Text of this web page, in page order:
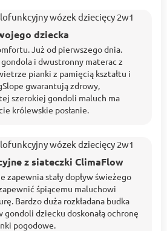
dziecka
Już od pierwszego dnia.
i dwustronny materac z
pianki z pamięcią kształtu i
gwarantują zdrowy,
szerokiej gondoli maluch ma
królewskie posłanie.
z siateczki ClimaFlow
zapewnia stały dopływ świeżego
śpiącemu maluchowi
Bardzo duża rozkładana budka
gondoli dziecku doskonałą ochronę
pogodowe.